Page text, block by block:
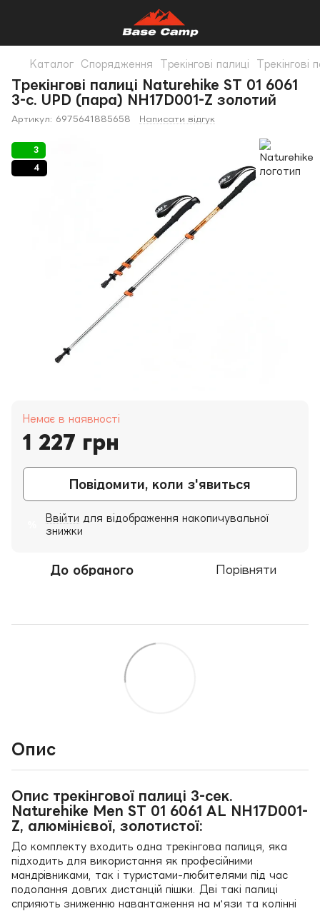
Каталог Спорядження Трекінгові палиці Трекінгові
Трекінгові палиці Naturehike ST 01 6061
3-с. UPD (пара) NH17D001-Z золотий
Артикул: 6975641885658 Написати відгук
3
4
Немає в наявності
1 227 грн
Повідомити, коли з'явиться
Ввійти для відображення накопичувальної
знижки
До обраного Порівняти
Опис
Опис трекінгової палиці 3-сек.
Naturehike Men ST 01 6061 AL NH17D001-
Z, алюмінієвої, золотистої:
До комплекту входить одна трекінгова палиця, яка
підходить для використання як професійними
мандрівниками, так і туристами-любителями під час
подолання довгих дистанцій пішки. Дві такі палиці
сприяють зниженню навантаження на м'язи та колінні